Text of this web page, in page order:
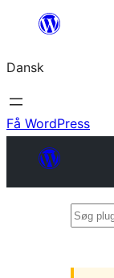
Spring
indhold
Dansk
Få WordPress
Søg